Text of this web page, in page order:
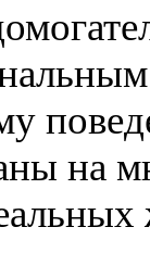
на